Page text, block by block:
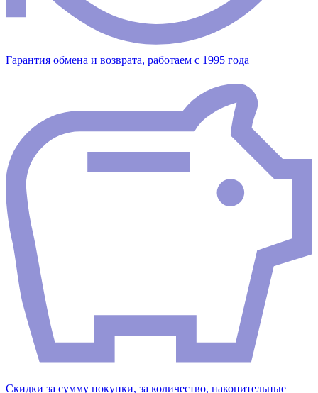
Гарантия обмена и возврата, работаем с 1995 года
Скидки за сумму покупки, за количество, накопительные